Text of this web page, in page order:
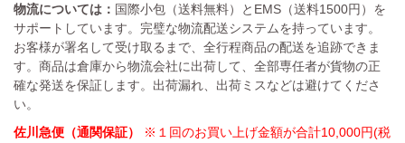
物流については： 国際小包（送料無料）とEMS（送料1500円）を
サポートしています。完璧な物流配送システムを持っています。
お客様が署名して受け取るまで、全行程商品の配送を追跡できま
す。商品は倉庫から物流会社に出荷して、全部専任者が貨物の正
確な発送を保証します。出荷漏れ、出荷ミスなどは避けてくださ
い。
佐川急便（通関保証）
※１回のお買い上げ金額が合計10,000円(税